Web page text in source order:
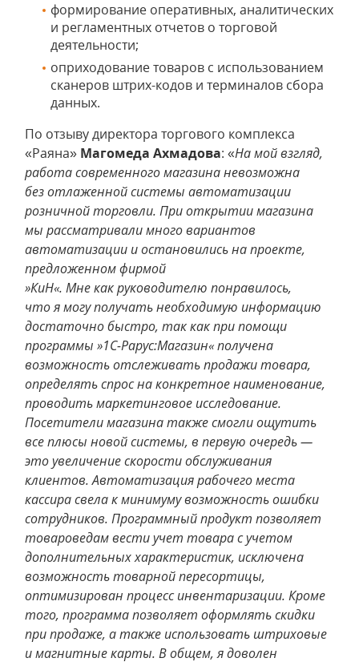
формирование оперативных, аналитических
и регламентных отчетов о торговой
деятельности;
оприходование товаров с использованием
сканеров штрих-кодов и терминалов сбора
данных.
По отзыву директора торгового комплекса
«Раяна» Магомеда Ахмадова: «На мой взгляд,
работа современного магазина невозможна
без отлаженной системы автоматизации
розничной торговли. При открытии магазина
мы рассматривали много вариантов
автоматизации и остановились на проекте,
предложенном фирмой
»КиН«. Мне как руководителю понравилось,
что я могу получать необходимую информацию
достаточно быстро, так как при помощи
программы »1С-Рарус:Магазин« получена
возможность отслеживать продажи товара,
определять спрос на конкретное наименование,
проводить маркетинговое исследование.
Посетители магазина также смогли ощутить
все плюсы новой системы, в первую очередь —
это увеличение скорости обслуживания
клиентов. Автоматизация рабочего места
кассира свела к минимуму возможность ошибки
сотрудников. Программный продукт позволяет
товароведам вести учет товара с учетом
дополнительных характеристик, исключена
возможность товарной пересортицы,
оптимизирован процесс инвентаризации. Кроме
того, программа позволяет оформлять скидки
при продаже, а также использовать штриховые
и магнитные карты. В общем, я доволен